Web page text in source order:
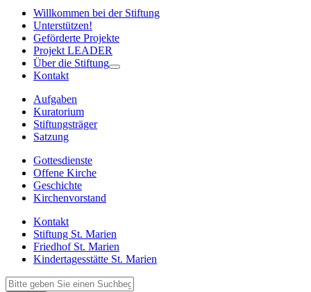
Willkommen bei der Stiftung
Unterstützen!
Geförderte Projekte
Projekt LEADER
Über die Stiftung
Kontakt
Aufgaben
Kuratorium
Stiftungsträger
Satzung
Gottesdienste
Offene Kirche
Geschichte
Kirchenvorstand
Kontakt
Stiftung St. Marien
Friedhof St. Marien
Kindertagesstätte St. Marien